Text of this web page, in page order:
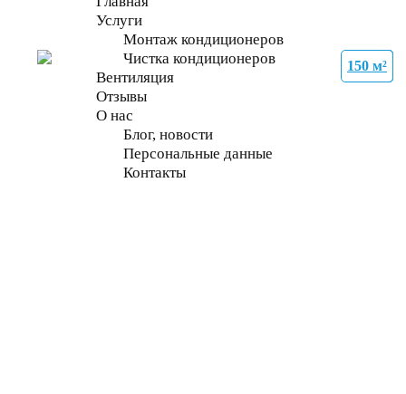
Услуги
Монтаж кондиционеров
Чистка кондиционеров
Вентиляция
Отзывы
О нас
Блог, новости
Персональные данные
Контакты
27 м²
27 м²
21 м²
70 м²
70 м²
70 м²
70 м²
150 м²